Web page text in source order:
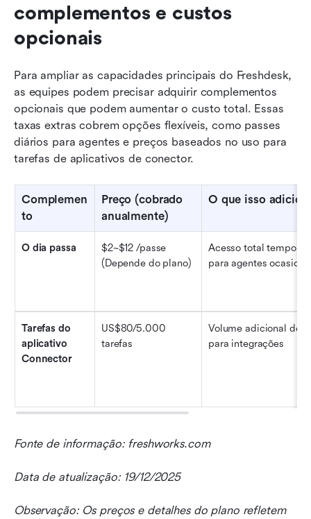
complementos e custos
opcionais
Para ampliar as capacidades principais do Freshdesk,
as equipes podem precisar adquirir complementos
opcionais que podem aumentar o custo total. Essas
taxas extras cobrem opções flexíveis, como passes
diários para agentes e preços baseados no uso para
tarefas de aplicativos de conector.
Complemen
to
Preço (cobrado
anualmente)
O que isso
O dia passa
$2~$12 /passe
(Depende do plano)
Acesso total
para agentes
Tarefas do
aplicativo
Connector
US$80/5.000
tarefas
Volume adicional de
para integrações
Fonte de informação: freshworks.com
Data de atualização: 19/12/2025
Observação: Os preços e detalhes do plano refletem